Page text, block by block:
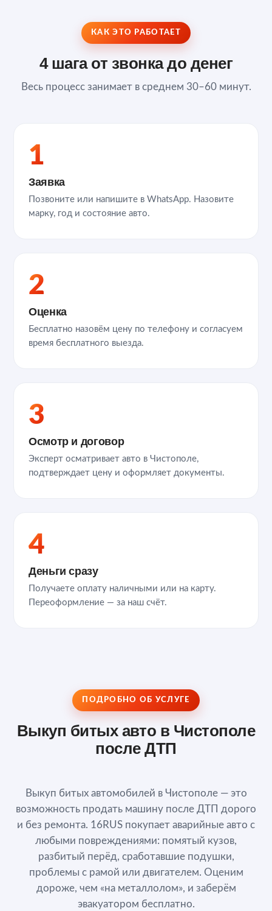
КАК ЭТО РАБОТАЕТ
4 шага от звонка до денег
Весь процесс занимает в среднем 30–60 минут.
1
Заявка
Позвоните или напишите в WhatsApp. Назовите
марку, год и состояние авто.
2
Оценка
Бесплатно назовём цену по телефону и согласуем
время бесплатного выезда.
3
Осмотр и договор
Эксперт осматривает авто в Чистополе,
подтверждает цену и оформляет документы.
4
Деньги сразу
Получаете оплату наличными или на карту.
Переоформление — за наш счёт.
ПОДРОБНО ОБ УСЛУГЕ
Выкуп битых авто в Чистополе
после ДТП
Выкуп битых автомобилей в Чистополе — это
возможность продать машину после ДТП дорого
и без ремонта. 16RUS покупает аварийные авто с
любыми повреждениями: помятый кузов,
разбитый перёд, сработавшие подушки,
проблемы с рамой или двигателем. Оценим
дороже, чем «на металлолом», и заберём
эвакуатором бесплатно.